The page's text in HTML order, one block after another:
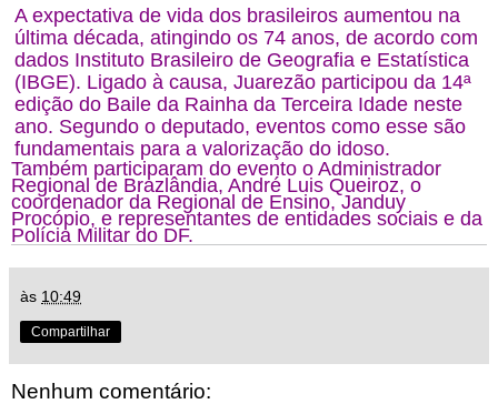
A expectativa de vida dos brasileiros aumentou na
última década, atingindo os 74 anos, de acordo com
dados Instituto Brasileiro de Geografia e Estatística
(IBGE). Ligado à causa, Juarezão participou da 14ª
edição do Baile da Rainha da Terceira Idade neste
ano. Segundo o deputado, eventos como esse são
fundamentais para a valorização do idoso.
Também participaram do evento o Administrador
Regional de Brazlândia, André Luis Queiroz, o
coordenador da Regional de Ensino, Janduy
Procópio, e representantes de entidades sociais e da
Polícia Militar do DF.
às 10:49
Compartilhar
Nenhum comentário: